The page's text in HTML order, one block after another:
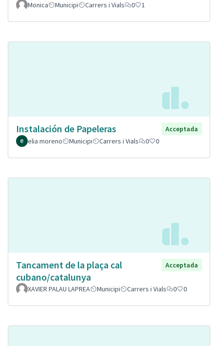
Monica Municipi Carrers i Vials 0 1
Instalación de Papeleras
Acceptada
elia moreno
Municipi Carrers i Vials 0 0
Tancament de la plaça cal
cubano/catalunya
Acceptada
XAVIER PALAU LAPREA Municipi Carrers i Vials 0 0